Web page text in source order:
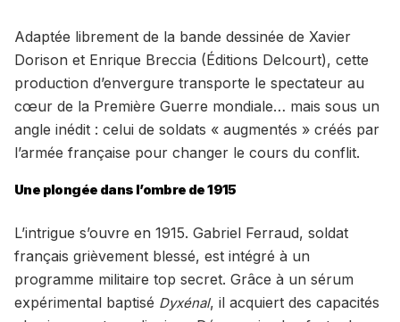
Adaptée librement de la bande dessinée de Xavier
Dorison et Enrique Breccia (Éditions Delcourt), cette
production d’envergure transporte le spectateur au
cœur de la Première Guerre mondiale… mais sous un
angle inédit : celui de soldats « augmentés » créés par
l’armée française pour changer le cours du conflit.
Une plongée dans l’ombre de 1915
L’intrigue s’ouvre en 1915. Gabriel Ferraud, soldat
français grièvement blessé, est intégré à un
programme militaire top secret. Grâce à un sérum
expérimental baptisé Dyxénal, il acquiert des capacités